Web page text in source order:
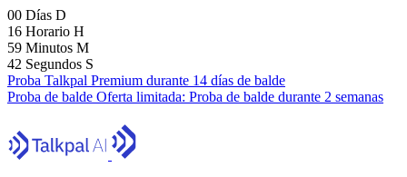
00 Días D
16 Horario H
59 Minutos M
41 Segundos S
Proba Talkpal Premium durante 14 días de balde
Proba de balde Oferta limitada: Proba de balde durante 2 semanas